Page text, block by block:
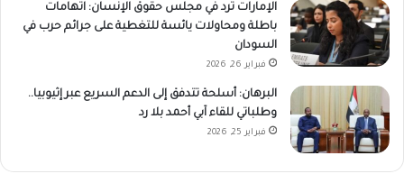
الإمارات ترد في مجلس حقوق الإنسان: اتهامات
باطلة ومحاولات يائسة للتغطية على جرائم حرب في
السودان
فبراير 26, 2026
البرهان: أسلحة تتدفق إلى الدعم السريع عبر إثيوبيا..
وطلباتي للقاء آبي أحمد بلا رد
فبراير 25, 2026